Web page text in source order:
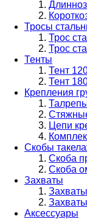
Тросы
Трос
Трос
Тенты
Тент
Тент
Крепления
Цепи
Скобы
Скоба
Скоба
Захваты
Аксессуары